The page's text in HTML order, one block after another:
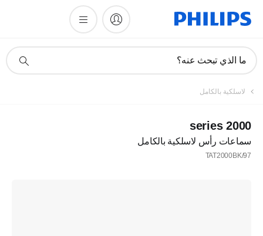
دعم
ما الذي تبحث عنه؟
لاسلكية بالكامل
2000 series
سماعات رأس لاسلكية بالكامل
TAT2000BK/97